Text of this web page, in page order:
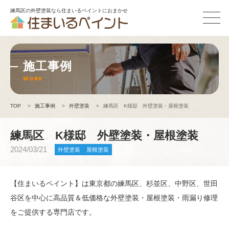
練馬区の外壁塗装なら住まいるペイントにおまかせ
施工事例
WORK
TOP > 施工事例 > 外壁塗装 > 練馬区 K様邸 外壁塗装・屋根塗装
練馬区 K様邸 外壁塗装・屋根塗装
2024/03/21 外壁塗装 屋根塗装
【住まいるペイント】は東京都の練馬区、杉並区、中野区、世田
谷区を中心に高品質＆低価格な外壁塗装・屋根塗装・雨漏り修理
をご提供する専門店です。